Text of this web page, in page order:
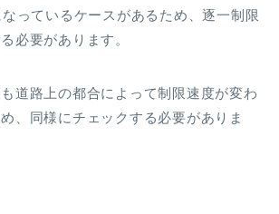
っているケースがあるため、逐一制限
必要があります。
道路上の都合によって制限速度が変わ
、同様にチェックする必要がありま